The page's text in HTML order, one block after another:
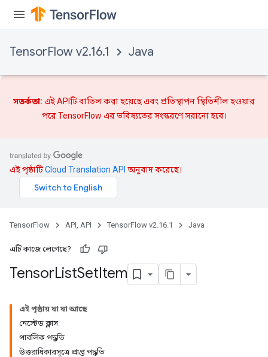
TensorFlow v2.16.1 Java
সতর্কতা: এই APIটি বাতিল করা হয়েছে এবং প্রতিস্থাপনস্থিতিশীল হওয়ার
পরে TensorFlow এর ভবিষ্যতের সংস্করণে সরানো হবে।
এই পৃষ্ঠাটিCloud Translation API অনুবাদ করেছে।
TensorFlow API, API TensorFlow v2.16.1 Java
এটি কাজে লেগেছে?
TensorListSetItem
এই পৃষ্ঠায় যা যা আছে
নেস্টেড ক্লাস
পাবলিক পদ্ধতি
উত্তরাধিকারসূত্রে প্রাপ্ত পদ্ধতি